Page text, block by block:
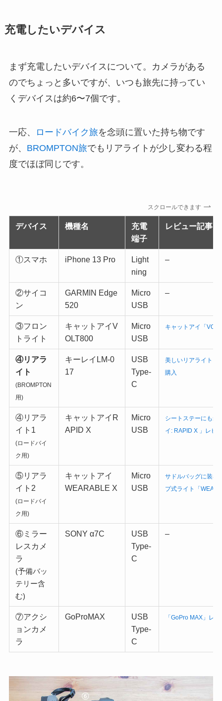
充電したいデバイス
まず充電したいデバイスについて。カメラがある
のでちょっと多いですが、いつも旅先に持ってい
くデバイスは約6〜7個です。
一応、 ロードバイク旅を念頭に置いた持ち物です
が、 BROMPTON旅でもリアライトが少し変わる程
度でほぼ同じです。
スクロールできます
デバイス 機種名
充電
端子
レビュー記事
①スマホ iPhone 13 Pro
Light
ning
–
②サイコ
ン
GARMIN Edge
520
Micro
USB
–
③フロン
トライト
キャットアイV
OLT800
Micro
USB
キャットアイ「
④リアラ
イト
(BROMPTON
用)
キーレイLM-0
17
USB
Type-
C
美しいリアライト、
購入
④リアラ
イト1
(ロードバイ
ク用)
キャットアイR
APID X
Micro
USB
シートステーにも装
イ: RAPID X 」レビ
⑤リアラ
イト2
(ロードバイ
ク用)
キャットアイ
WEARABLE X
Micro
USB
サドルバッグに装着
プ式ライト「
⑥ミラー
レスカメ
ラ
(予備バッ
テリー含
む)
SONY α7C
USB
Type-
C
–
⑦アクシ
ョンカメ
ラ
GoProMAX
USB
Type-
C
「GoPro MAX」レ